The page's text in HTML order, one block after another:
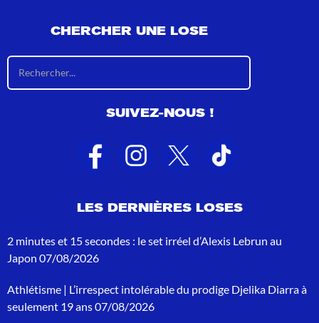
CHERCHER UNE LOSE
s
l
a
t
s
r
c
c
h
SUIVEZ-NOUS !
LES DERNIÈRES LOSES
2 minutes et 15 secondes : le set irréel d’Alexis Lebrun au
Japon 07/08/2026
Athlétisme | L’irrespect intolérable du prodige Djelika Diarra à
seulement 19 ans07/08/2026